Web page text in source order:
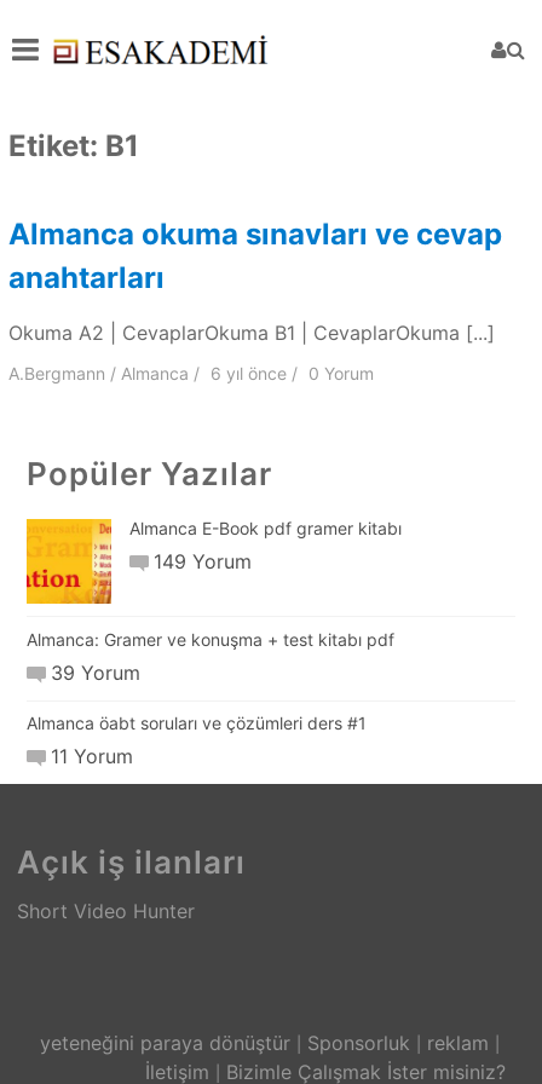
Etiket: B1
Almanca okuma sınavları ve cevap
anahtarları
Okuma A2 | CevaplarOkuma B1 | CevaplarOkuma [...]
A.Bergmann Almanca 6 yılönce 0 Yorum
Popüler Yazılar
Almanca E-Book pdf gramer kitabı
149 Yorum
Almanca: Gramer ve konuşma + test kitabı pdf
39 Yorum
Almanca öabt soruları ve çözümleri ders #1
11 Yorum
Açık iş ilanları
Short Video Hunter
yeteneğini paraya dönüştür Sponsorluk
reklam
İletişim
Bizimle Çalışmak İster misiniz?